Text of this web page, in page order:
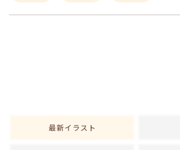
最新イラスト